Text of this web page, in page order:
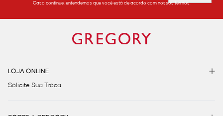
Caso continue, entendemos que você está de acordo com nossos termos.
LOJA ONLINE
Solicite Sua Troca